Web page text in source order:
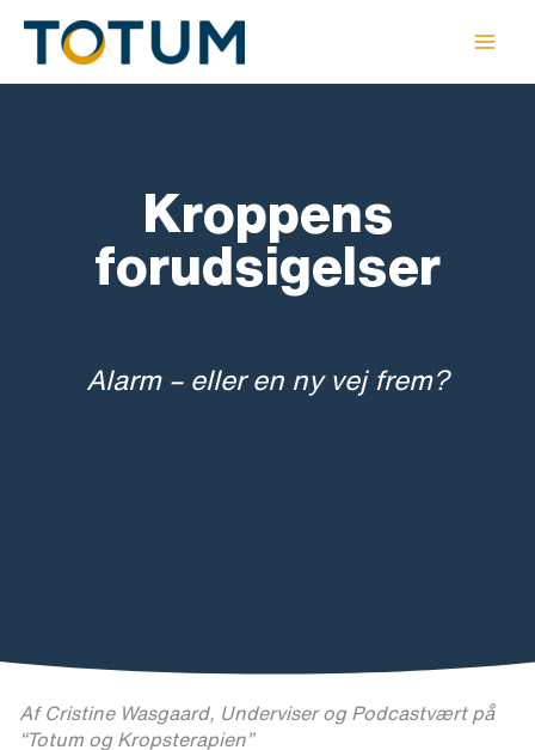
indholdet
Kroppens
forudsigelser
Alarm – eller en ny vej frem?
Af Cristine Wasgaard, Underviser og Podcastvært på
“Totum og Kropsterapien”